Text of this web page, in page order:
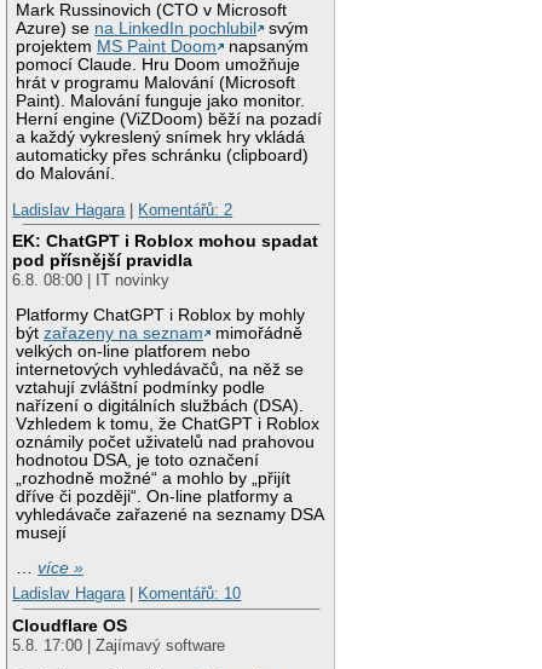
Mark Russinovich (CTO v Microsoft
Azure) se na LinkedIn pochlubil
svým
projektem MS Paint Doom
napsaným
pomocí Claude. Hru Doom umožňuje
hrát v programu Malování (Microsoft
Paint). Malování funguje jako monitor.
Herní engine (ViZDoom) běží na pozadí
a každý vykreslený snímek hry vkládá
automaticky přes schránku (clipboard)
do Malování.
Ladislav Hagara
Komentářů: 2
EK: ChatGPT i Roblox mohou spadat
pod přísnější pravidla
6.8. 08:00 | IT novinky
Platformy ChatGPT i Roblox by mohly
býtzařazeny na seznam
mimořádně
velkých on-line platforem nebo
internetových vyhledávačů, na něž se
vztahují zvláštní podmínky podle
nařízení o digitálních službách (DSA).
Vzhledem k tomu, že ChatGPT i Roblox
oznámily počet uživatelů nad prahovou
hodnotou DSA, je toto označení
„rozhodně možné“ a mohlo by „přijít
dříve či později“. On-line platformy a
vyhledávače zařazené na seznamy DSA
musejí
…více »
Ladislav Hagara| Komentářů: 10
Cloudflare OS
5.8. 17:00 | Zajímavý software